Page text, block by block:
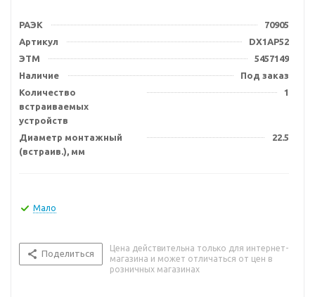
РАЭК
70905
Артикул
DX1AP52
ЭТМ
5457149
Наличие
Под заказ
Количество
встраиваемых
устройств
1
Диаметр монтажный
(встраив.), мм
22.5
Мало
Поделиться
Цена действительна только для интернет-
магазина и может отличаться от цен в
розничных магазинах